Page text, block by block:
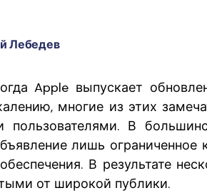
Лебедев
Apple выпускает
многие из этих
пользователями. В
лишь ограниченное
В результате
от широкой публики.